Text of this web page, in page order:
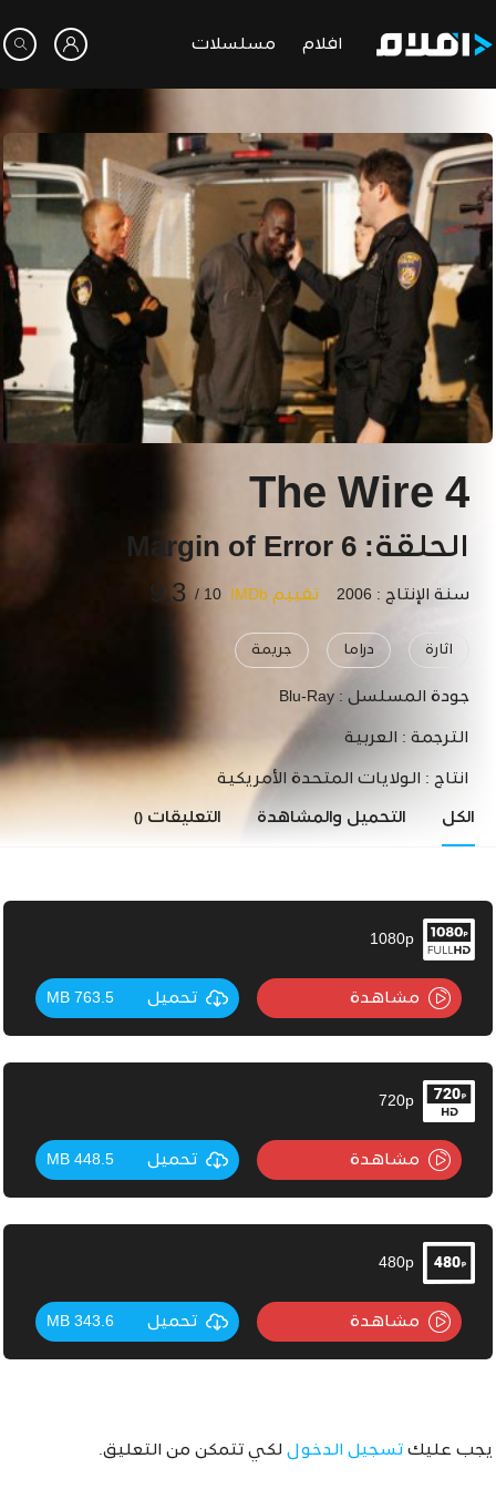
افلام مسلسلات
The Wire 4
الحلقة: 6 Margin of Error
سنة الإنتاج : 2006 تقييم IMDb 10 /
9.3
اثارة دراما جريمة
جودة المسلسل : Blu-Ray
الترجمة : العربية
انتاج : الولايات المتحدة الأمريكية
الكل التحميل والمشاهدة التعليقات ()
1080p
مشاهدة تحميل 763.5 MB
720p
مشاهدة تحميل 448.5 MB
480p
مشاهدة تحميل 343.6 MB
يجب عليك تسجيل الدخول لكي تتمكن من التعليق.